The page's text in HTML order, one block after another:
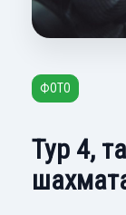
ФОТО
Тур 4,